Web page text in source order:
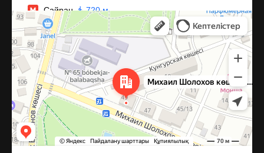
Алматы
Улица Михаила Шолохова, 49 — Яндекс Карты